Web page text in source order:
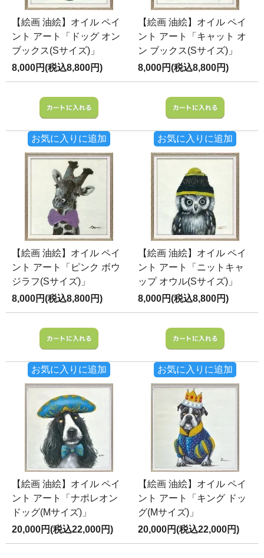
【絵画 油絵】オイル ペイ
ント アート「ドッグ オン
ブックス(Sサイズ)」
8,000円(税込8,800円)
お気に入りに追加
【絵画 油絵】オイル ペイ
ント アート「キャット オ
ン ブックス(Sサイズ)」
8,000円(税込8,800円)
お気に入りに追加
【絵画 油絵】オイル ペイ
ント アート「ピンク ボウ
ジラフ(Sサイズ)」
8,000円(税込8,800円)
お気に入りに追加
【絵画 油絵】オイル ペイ
ント アート「ニットキャ
ップ オウル(Sサイズ)」
8,000円(税込8,800円)
お気に入りに追加
【絵画 油絵】オイル ペイ
ント アート「ナポレオン
ドッグ(Mサイズ)」
20,000円(税込22,000円)
【絵画 油絵】オイル ペイ
ント アート「キング ドッ
グ(Mサイズ)」
20,000円(税込22,000円)